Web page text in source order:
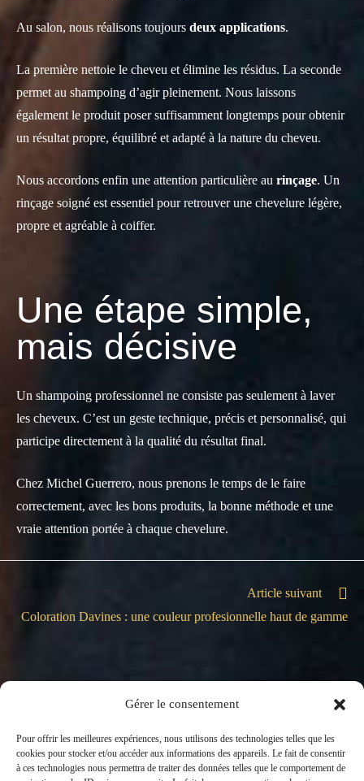
Gérer le consentement
Pour offrir les meilleures expériences, nous utilisons des technologies telles que les
cookies pour stocker et/ou accéder aux informations des appareils. Le fait de consentir
à ces technologies nous permettra de traiter des données telles que le comportement de
Au salon, nous réalisons toujours deux applications.
La première nettoie le cheveu et élimine les résidus. La seconde
permet au shampoing d’agir pleinement. Nous laissons
également le produit poser suffisamment longtemps pour obtenir
un résultat propre, équilibré et adapté à la nature du cheveu.
Nous accordons enfin une attention particulière au rinçage. Un
rinçage soigné est essentiel pour retrouver une chevelure légère,
propre et agréable à coiffer.
Une étape simple,
mais décisive
Un shampoing professionnel ne consiste pas seulement à laver
les cheveux. C’est un geste technique, précis et personnalisé, qui
participe directement à la qualité du résultat final.
Chez Michel Guerrero, nous prenons le temps de le faire
correctement, avec les bons produits, la bonne méthode et une
vraie attention portée à chaque chevelure.
Article suivant
Coloration Davines : une couleur profesionnelle haut de gamme